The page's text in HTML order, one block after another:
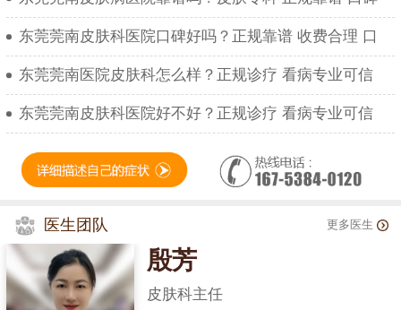
东莞莞南皮肤科医院口碑好吗？正规靠谱 收费合理 口
东莞莞南医院皮肤科怎么样？正规诊疗 看病专业可信
东莞莞南皮肤科医院好不好？正规诊疗 看病专业可信
医生团队 更多医生
殷芳
皮肤科主任